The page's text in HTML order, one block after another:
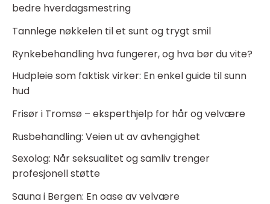
bedre hverdagsmestring
Tannlege nøkkelen til et sunt og trygt smil
Rynkebehandling hva fungerer, og hva bør du vite?
Hudpleie som faktisk virker: En enkel guide til sunn
hud
Frisør i Tromsø – eksperthjelp for hår og velvære
Rusbehandling: Veien ut av avhengighet
Sexolog: Når seksualitet og samliv trenger
profesjonell støtte
Sauna i Bergen: En oase av velvære